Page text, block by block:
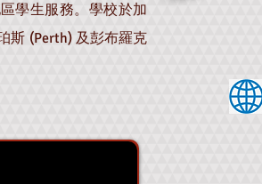
學生服務。學校於加
斯 (Perth) 及彭布羅克